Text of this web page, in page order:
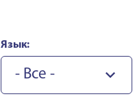
Язык:
- Все -